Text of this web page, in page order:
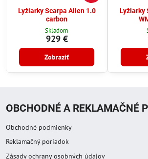
Lyžiarky Scarpa Alien 1.0
carbon
Skladom
929 €
Zobraziť
Lyžiarky
OBCHODNÉ A REKLAMAČNÉ
Obchodné podmienky
Reklamačný poriadok
Zásady ochrany osobných údajov